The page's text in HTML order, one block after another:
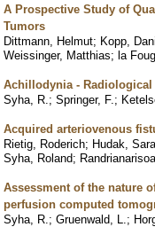
A Prospective Study of
Tumors
Dittmann, Helmut; Kopp,
Weissinger, Matthias; la
Achillodynia -
Syha, R. ; Springer, F. ;
Acquired arteriovenous
Rietig, Roderich; Hudak,
Syha, Roland;
Assessment of the nature
perfusion computed
Syha, R. ; Gruenwald, L. ;